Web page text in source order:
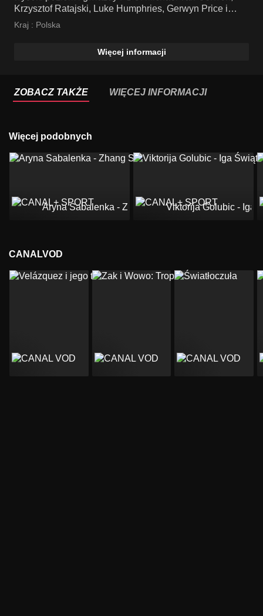
Krzysztof Ratajski, Luke Humphries, Gerwyn Price i
Peter Wright i walczą o prestiżowy tytuł przed austriacką
publicznością.
Kraj : Polska
Więcej informacji
ZOBACZ TAKŻE WIĘCEJ INFORMACJI
Więcej podobnych
Aryna Sabalenka - Zhang ShuaiViktorija Golubic - Iga
CANALVOD